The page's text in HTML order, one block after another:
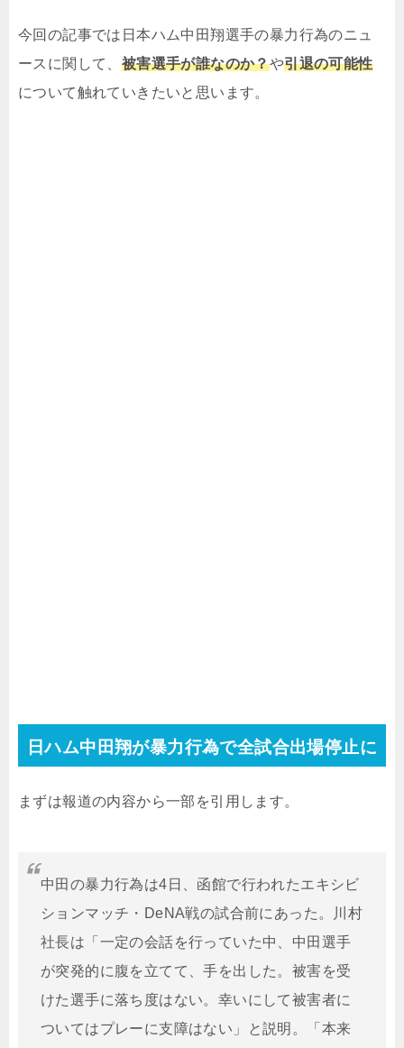
今回の記事では日本ハム中田翔選手の暴力行為のニュ
ースに関して、 被害選手が誰なのか？や引退の可能性
について触れていきたいと思います。
日ハム中田翔が暴力行為で全試合出場停止に
まずは報道の内容から一部を引用します。
中田の暴力行為は4日、函館で行われたエキシビ
ションマッチ・DeNA戦の試合前にあった。川村
社長は「一定の会話を行っていた中、中田選手
が突発的に腹を立てて、手を出した。被害を受
けた選手に落ち度はない。幸いにして被害者に
ついてはプレーに支障はない」と説明。「本来